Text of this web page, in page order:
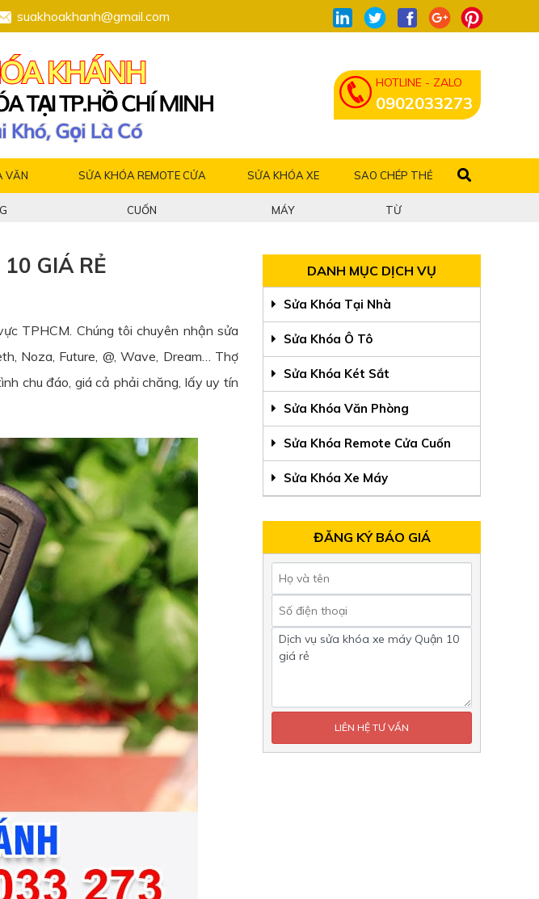
suakhoakhanh@gmail.com
HOTLINE - ZALO
0902033273
VĂN SỬA KHÓA REMOTE CỬA
CUỐN
SỬA KHÓA XE
MÁY
SAO CHÉP THẺ
TỪ
GIÁ RẺ
TPHCM. Chúng tôi chuyên nhận sửa
Noza, Future, @, Wave, Dream… Thợ
chu đáo, giá cả phải chăng, lấy uy tín
DANH MỤC DỊCH VỤ
Sửa Khóa Tại Nhà
Sửa Khóa Ô Tô
Sửa Khóa Két Sắt
Sửa Khóa Văn Phòng
Sửa Khóa Remote Cửa Cuốn
Sửa Khóa Xe Máy
ĐĂNG KÝ BÁO GIÁ